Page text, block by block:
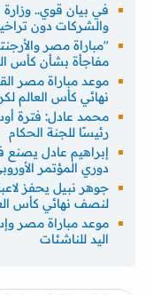
في بيان قوي.. وزارة
والشركات دون
"مباراة مصر
مفاجأة بشأن كأس
موعد مباراة مصر
نهائي كأس العالم
محمد عادل: فترة
رئيسًا للجنة الحكام
إبراهيم عادل يصنع
دوري المؤتمر
جوهر نبيل يحفز
لنصف نهائي كأس
موعد مباراة مصر
اليد للناشئات